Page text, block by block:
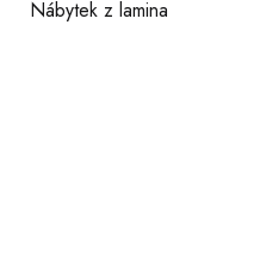
Nábytek z lamina